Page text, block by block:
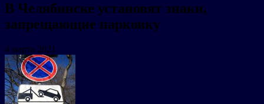
В Челябинске установят знаки,
запрещающие парковку
4 марта 2021